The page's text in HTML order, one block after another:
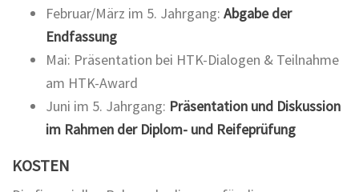
Februar/März im 5. Jahrgang:Abgabe der
Endfassung
Mai: Präsentation bei HTK-Dialogen & Teilnahme
am HTK-Award
Juni im 5. Jahrgang: Präsentation und Diskussion
im Rahmen der Diplom- und Reifeprüfung
KOSTEN